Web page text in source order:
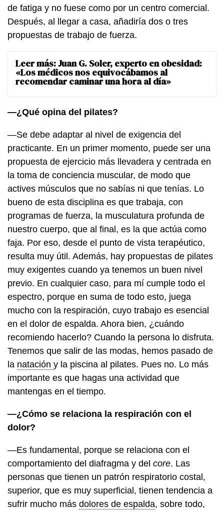
de fatiga y no fuese como por un centro comercial.
Después, al llegar a casa, añadiría dos o tres
propuestas de trabajo de fuerza.
Leer más:Juan G. Soler, experto en obesidad:
«Los médicos nos equivocábamos al
recomendar caminar una hora al día»
—¿Qué opina del pilates?
—Se debe adaptar al nivel de exigencia del
practicante. En un primer momento, puede ser una
propuesta de ejercicio más llevadera y centrada en
la toma de conciencia muscular, de modo que
actives músculos que no sabías ni que tenías. Lo
bueno de esta disciplina es que trabaja, con
programas de fuerza, la musculatura profunda de
nuestro cuerpo, que al final, es la que actúa como
faja. Por eso, desde el punto de vista terapéutico,
resulta muy útil. Además, hay propuestas de pilates
muy exigentes cuando ya tenemos un buen nivel
previo. En cualquier caso, para mí cumple todo el
espectro, porque en suma de todo esto, juega
mucho con la respiración, cuyo trabajo es esencial
en el dolor de espalda. Ahora bien, ¿cuándo
recomiendo hacerlo? Cuando la persona lo disfruta.
Tenemos que salir de las modas, hemos pasado de
la natación y la piscina al pilates. Pues no. Lo más
importante es que hagas una actividad que
mantengas en el tiempo.
—¿Cómo se relaciona la respiración con el
dolor?
—Es fundamental, porque se relaciona con el
comportamiento del diafragma y del core. Las
personas que tienen un patrón respiratorio costal,
superior, que es muy superficial, tienen tendencia a
sufrir mucho más dolores de espalda, sobre todo,